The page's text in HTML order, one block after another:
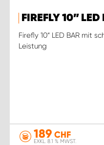
FIREFLY 10” LED
Firefly 10“ LED BAR mit
Leistung
189 CHF
EXKL. 8.1 % MWST.